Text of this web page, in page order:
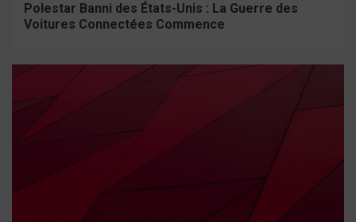
Polestar Banni des États-Unis : La Guerre des
Voitures Connectées Commence